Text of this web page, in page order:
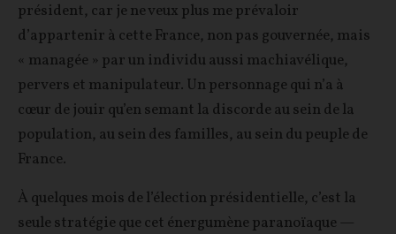
président, car je ne veux plus me prévaloir
d’appartenir à cette France, non pas gouvernée, mais
« managée » par un individu aussi machiavélique,
pervers et manipulateur. Un personnage qui n’a à
cœur de jouir qu’en semant la discorde au sein de la
population, au sein des familles, au sein du peuple de
France.
À quelques mois de l’élection présidentielle, c’est la
seule stratégie que cet énergumène paranoïaque —